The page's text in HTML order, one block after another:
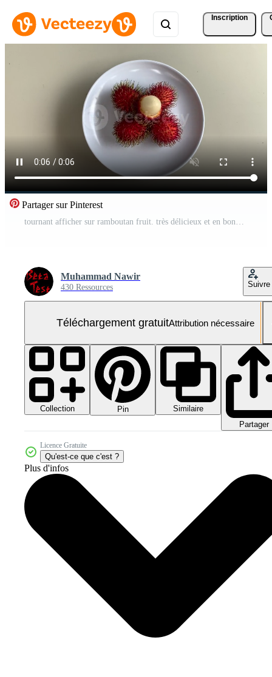
Inscription
Partager sur Pinterest
tournant afficher sur ramboutan fruit. très délicieux et en bonne santé. Vidéo Gratuite
Muhammad Nawir
430 Ressources Suivre
Téléchargement gratuitAttribution nécessaire
Collection Pin
Similaire
Partager
Licence Gratuite
Qu'est-ce que c'est ?
Plus d'infos